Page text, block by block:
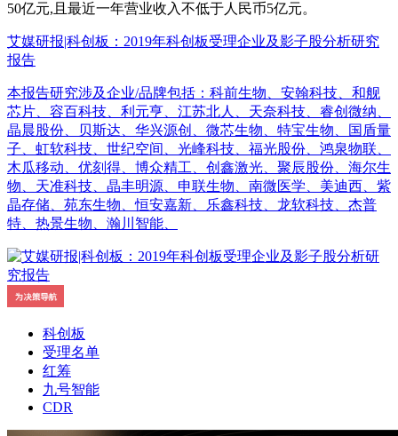
50亿元,且最近一年营业收入不低于人民币5亿元。
艾媒研报|科创板：2019年科创板受理企业及影子股分析研究
报告
本报告研究涉及企业/品牌包括：科前生物、安翰科技、和舰
芯片、容百科技、利元亨、江苏北人、天奈科技、睿创微纳、
晶晨股份、贝斯达、华兴源创、微芯生物、特宝生物、国盾量
子、虹软科技、世纪空间、光峰科技、福光股份、鸿泉物联、
木瓜移动、优刻得、博众精工、创鑫激光、聚辰股份、海尔生
物、天准科技、晶丰明源、申联生物、南微医学、美迪西、紫
晶存储、苑东生物、恒安嘉新、乐鑫科技、龙软科技、杰普
特、热景生物、瀚川智能、
科创板
受理名单
红筹
九号智能
CDR